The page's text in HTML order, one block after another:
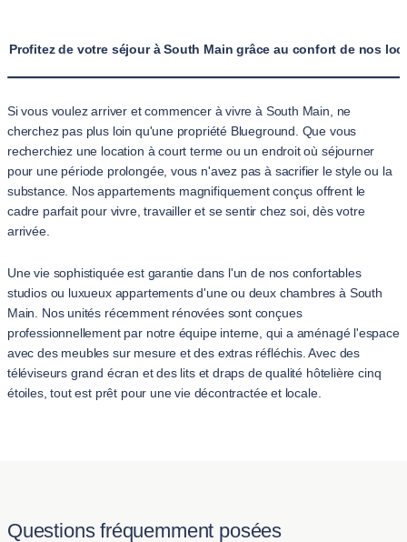
Profitez de votre séjour à South Main grâce au confort de nos
Si vous voulez arriver et commencer à vivre à South Main, ne
cherchez pas plus loin qu'une propriété Blueground. Que vous
recherchiez une location à court terme ou un endroit où séjourner
pour une période prolongée, vous n'avez pas à sacrifier le style ou la
substance. Nos appartements magnifiquement conçus offrent le
cadre parfait pour vivre, travailler et se sentir chez soi, dès votre
arrivée.
Une vie sophistiquée est garantie dans l'un de nos confortables
studios ou luxueux appartements d'une ou deux chambres à South
Main. Nos unités récemment rénovées sont conçues
professionnellement par notre équipe interne, qui a aménagé l'espace
avec des meubles sur mesure et des extras réfléchis. Avec des
téléviseurs grand écran et des lits et draps de qualité hôtelière cinq
étoiles, tout est prêt pour une vie décontractée et locale.
Questions fréquemment posées